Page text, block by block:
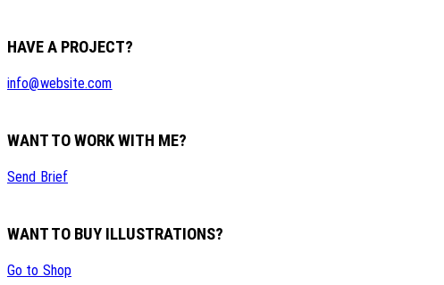
HAVE A PROJECT?
info@website.com
WANT TO WORK WITH ME?
Send Brief
WANT TO BUY ILLUSTRATIONS?
Go to Shop